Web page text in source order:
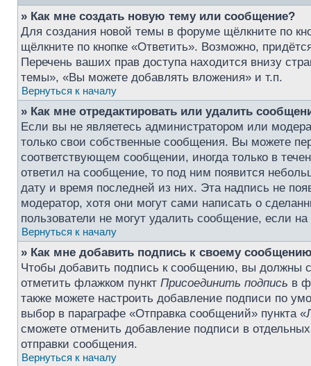
» Как мне создать новую тему или сообщение?
Для создания новой темы в форуме щёлкните по
щёлкните по кнопке «Ответить». Возможно,
Перечень ваших прав доступа находится внизу
темы», «Вы можете добавлять вложения» и т.п.
Вернуться к началу
» Как мне отредактировать или удалить
Если вы не являетесь администратором или
только свои собственные сообщения. Вы можете
соответствующем сообщении, иногда только в
ответил на сообщение, то под ним появится
дату и время последней из них. Эта надпись не
модератор, хотя они могут сами написать о
пользователи не могут удалить сообщение, если на
Вернуться к началу
» Как мне добавить подпись к своему
Чтобы добавить подпись к сообщению, вы должны
отметить флажком пункт Присоединить подпись в
также можете настроить добавление подписи по
выбор в параграфе «Отправка сообщений» пункта
сможете отменить добавление подписи в
отправки сообщения.
Вернуться к началу